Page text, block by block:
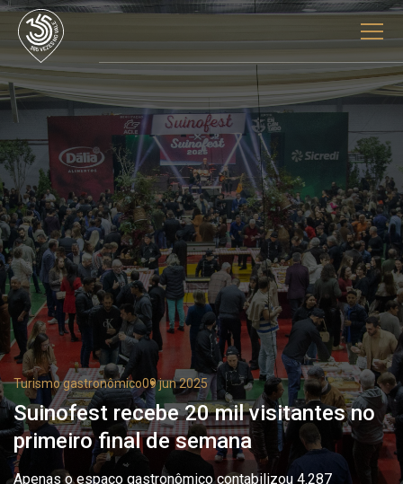
Turismo gastronômico09 jun 2025
Suinofest recebe 20 mil visitantes no
primeiro final de semana
Apenas o espaço gastronômico contabilizou 4.287